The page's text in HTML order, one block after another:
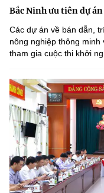
Bắc Ninh ưu tiên dự
Các dự án về bán dẫn,
nông nghiệp thông
tham gia cuộc thi khởi